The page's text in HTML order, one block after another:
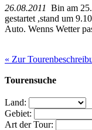
26.08.2011 Bin am
gestartet ,stand um
Auto. Wenns Wetter
« Zur
Tourensuche
Land:
Gebiet:
Art der Tour: